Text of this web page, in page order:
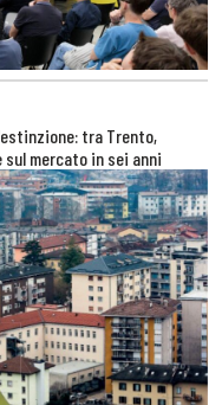
tra Trento,
sul mercato in sei anni